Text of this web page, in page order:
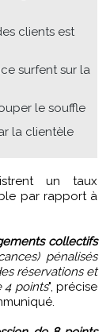
clients est
surfent sur la
le souffle
la clientèle
un taux
par rapport à
collectifs
pénalisés
réservations et
4 points", précise